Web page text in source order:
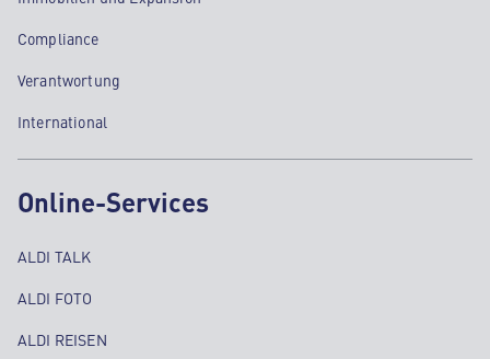
Compliance
Verantwortung
International
Online-Services
ALDI TALK
ALDI FOTO
ALDI REISEN